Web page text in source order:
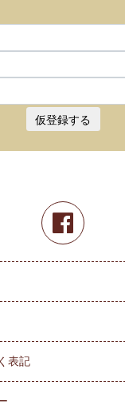
仮登録する
表記